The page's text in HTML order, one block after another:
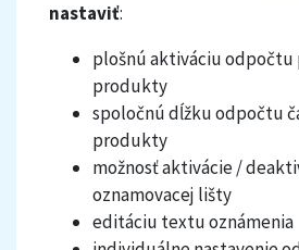
nastaviť:
plošnú aktiváciu odpočtu
produkty
spoločnú dĺžku odpočtu
produkty
možnosť aktivácie /
oznamovacej lišty
editáciu textu oznámenia